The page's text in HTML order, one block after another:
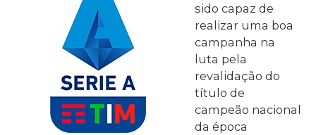
sido capaz de
realizar uma boa
campanha na
luta pela
revalidação do
título de
campeão nacional
da época